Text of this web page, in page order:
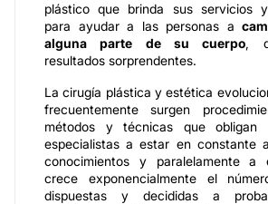
plástico que brinda sus servicios
para ayudar a las personas a
alguna parte de su cuerpo,
resultados sorprendentes.
La cirugía plástica y estética
frecuentemente surgen
métodos y técnicas que obligan
especialistas a estar en constante
conocimientos y paralelamente a
crece exponencialmente el
dispuestas y decididas a